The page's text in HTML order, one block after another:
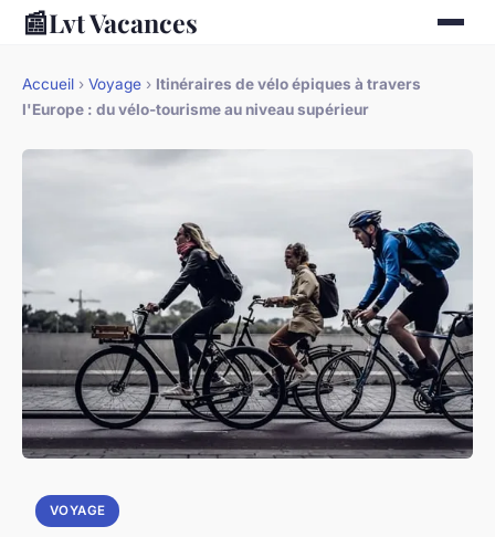
📰Lvt Vacances
Accueil › Voyage › Itinéraires de vélo épiques à travers
l'Europe : du vélo-tourisme au niveau supérieur
VOYAGE